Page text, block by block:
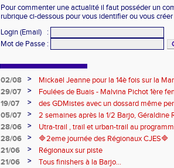
Pour commenter une actualité il faut posséder un
rubrique ci-dessous pour vous identifier ou vous
Login (Email)
:
Mot de Passe :
02/08 >
Mickaël Jeanne pour la 14è fois sur la
Eaux
29/07 >
Foulées de Buais - Malvina Pichot 1ère
19/07
>
des GDMistes avec un dossard même
05/07
>
2 semaines après la 1/2 Barjo, Géraldine
marche du podium du Trail de l'Ange
28/06 >
Utra-trail , trail et urban-trail au
28/06
>
🔷️2eme journée des Régionaux CJES🔷️
21/06
>
Régionaux sur piste
21/06
>
Tous finishers à la Barjo...